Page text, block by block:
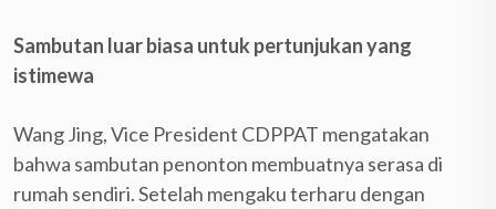
Sambutan luar biasa untuk pertunjukan yang
istimewa
Wang Jing, Vice President CDPPAT mengatakan
bahwa sambutan penonton membuatnya serasa di
rumah sendiri. Setelah mengaku terharu dengan